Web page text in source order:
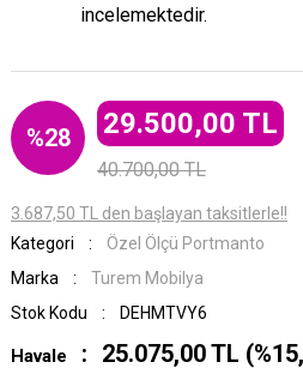
incelemektedir.
%28 29.500,00 TL
40.700,00 TL
3.687,50 TL den başlayan taksitlerle!!
Kategori
Özel Ölçü Portmanto
Marka
Turem Mobilya
Stok Kodu
DEHMTVY6
Havale 25.075,00 TL